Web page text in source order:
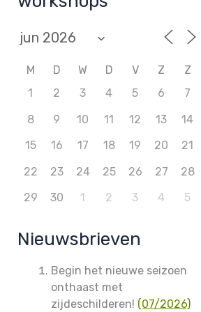
M D W D V Z
Z
1
2 3 4 5 6
7
8
9 10 11 12 13
14
15
16 17 18 19 20
21
22
23 24 25 26 27
28
29
30 1 2 3 4 5
Nieuwsbrieven
Begin het nieuwe seizoen
onthaast met
zijdeschilderen! (07/2026)